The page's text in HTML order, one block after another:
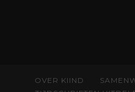
OVER KIIND